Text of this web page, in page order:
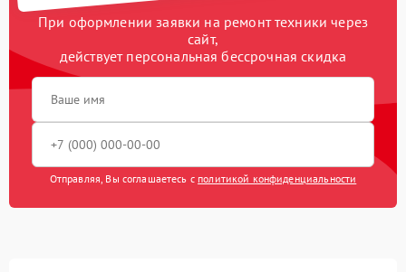
При оформлении заявки на ремонт техники через
сайт,
действует персональная бессрочная скидка
Отправляя, Вы соглашаетесь с политикой конфиденциальности